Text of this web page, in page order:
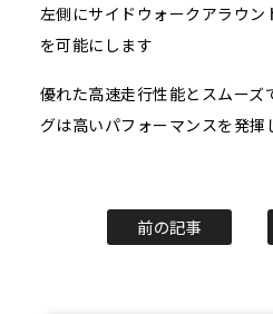
左側にサイドウォークアラウン
を可能にします
優れた高速走行性能とスムーズ
グは高いパフォーマンスを発揮
前の記事